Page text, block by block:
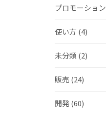
プロモーション
使い方 (4)
未分類 (2)
販売 (24)
開発(60)